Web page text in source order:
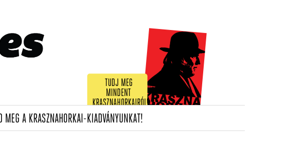
TUDJ MEG
MINDENT
KRASZNAHORKAIRÓL!
MEG A KRASZNAHORKAI-KIADVÁNYUNKAT!(CURRENT)